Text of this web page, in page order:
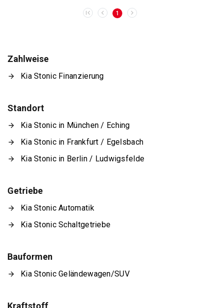
1
Zahlweise
Kia Stonic Finanzierung
Standort
Kia Stonic in München / Eching
Kia Stonic in Frankfurt / Egelsbach
Kia Stonic in Berlin / Ludwigsfelde
Getriebe
Kia Stonic Automatik
Kia Stonic Schaltgetriebe
Bauformen
Kia Stonic Geländewagen/SUV
Kraftstoff